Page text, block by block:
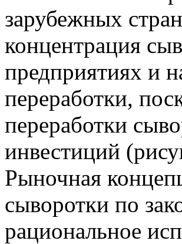
зарубежных
концентрация
предприятиях и
переработки,
переработки
инвестиций
Рыночная
сыворотки по
рациональное